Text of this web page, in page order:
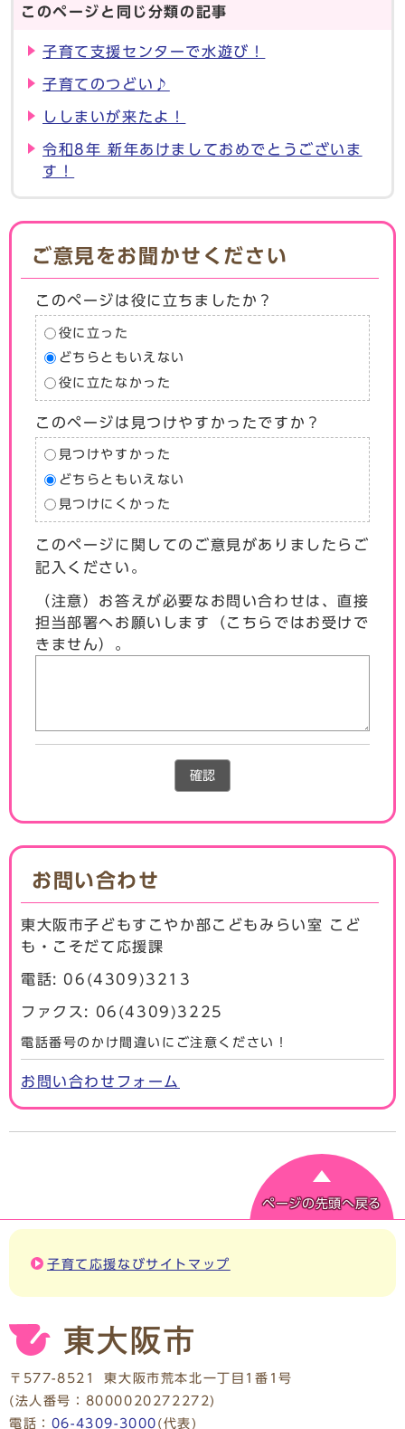
このページと同じ分類の記事
子育て支援センターで水遊び！
子育てのつどい♪
ししまいが来たよ！
令和8年 新年あけましておめでとうございま
す！
ご意見をお聞かせください
このページは役に立ちましたか？
役に立った
どちらともいえない
役に立たなかった
このページは見つけやすかったですか？
見つけやすかった
どちらともいえない
見つけにくかった
このページに関してのご意見がありましたらご
記入ください。
（注意）お答えが必要なお問い合わせは、直接
担当部署へお願いします（こちらではお受けで
きません）。
確認
お問い合わせ
東大阪市子どもすこやか部こどもみらい室 こど
も・こそだて応援課
電話: 06(4309)3213
ファクス: 06(4309)3225
電話番号のかけ間違いにご注意ください！
お問い合わせフォーム
ページの先頭へ戻る
子育て応援なびサイトマップ
〒577-8521
東大阪市荒本北一丁目1番1号
(法人番号：8000020272272)
電話： 06-4309-3000 (代表)